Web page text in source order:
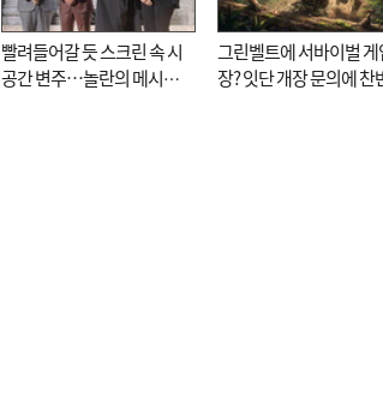
빨려들어갈 듯 스크린 속 시
공간 변주…놀란의 메시지
그린벨트에 서바이벌 게
장? 잇단 개장 문의에 찬